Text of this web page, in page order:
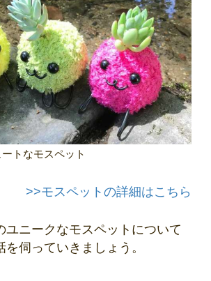
トなモスペット
>>モスペットの詳細はこちら
ユニークなモスペットについて
伺っていきましょう。